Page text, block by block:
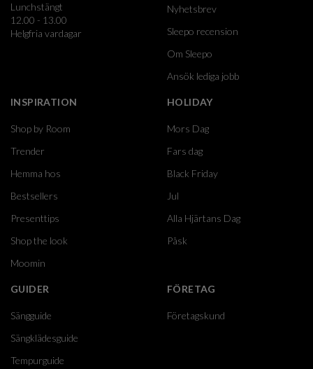
Lunchstängt
12.00 - 13.00
Helgfria vardagar
Nyhetsbrev
Sleepo recension
Om Sleepo
Ansök lediga jobb
INSPIRATION
Shop by Room
Trender
Hemma hos
Bestsellers
Presenttips
Shop the look
Moomin
HOLIDAY
Mors Dag
Fars dag
Black Friday
Jul
Alla Hjärtans Dag
Påsk
GUIDER
Sängguide
Sängklädesguide
Tempurguide
FÖRETAG
Företagskund